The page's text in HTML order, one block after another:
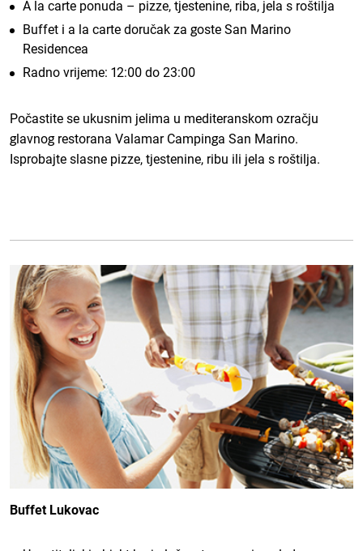
À la carte ponuda – pizze, tjestenine, riba, jela s roštilja
Buffet i a la carte doručak za goste San Marino
Residencea
Radno vrijeme: 12:00 do 23:00
Počastite se ukusnim jelima u mediteranskom ozračju
glavnog restorana Valamar Campinga San Marino.
Isprobajte slasne pizze, tjestenine, ribu ili jela s roštilja.
Buffet Lukovac